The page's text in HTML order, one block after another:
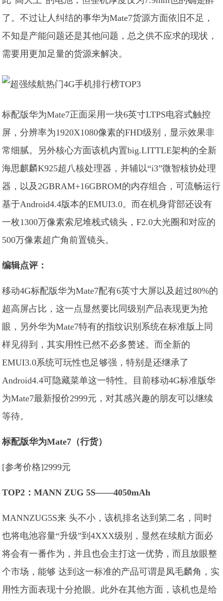
了。不过让人纠结的事华为Mate7货源方面依旧不足，
不知是产能问题还是其他问题，总之供不应求的现状，
需要用更加足量的货源来解决。
标配版华为Mate7正面采用一块6英寸LTPS电容式触控
屏，分辨率为1920X1080像素的FHD级别，显示效果非
常细腻。另外核心方面该机内置big.LITTLE架构的全新
海思麒麟K925超八核处理器，并辅以“i3”微智核协处理
器，以及2GBRAM+16GBROM的内存组合，可流畅运行
基于Android4.4版本的EMUI3.0。而在机身背部还设有
一枚1300万像素索尼堆栈式镜头，F2.0大光圈和对应的
500万像素超广角前置镜头。
编辑点评：
移动4G标配版华为Mate7配有6英寸大屏以及超过80%的
超高屏占比，这一点显然要比同级别产品表现更为抢
眼，另外华为Mate7特有的指纹识别系统在标准版上同
样见得到，其实用性已然不必多赘述。而全新的
EMUI3.0系统可玩性也足够强，特别是还继承了
Android4.4可隐藏菜单这一特性。目前移动4G标准版华
为Mate7最新报价2999元，对其感兴趣的朋友可以继续
等待。
标配版华为Mate7 （行货）
[参考价格]2999元
TOP2 ：MANN ZUG 5S——4050mAh
MANNZUG5S来 头不小，该机排名达到第二名，同时
也将电池容量“升级”到4XXX级别，显然在续航方面必
将会有一番作为，并且也会主打这一优势，而且放眼整
个市场，能够 达到这一标准的产品可谓是凤毛麟角，实
用性方面表现十分抢眼。此外在其他方面，该机也是给